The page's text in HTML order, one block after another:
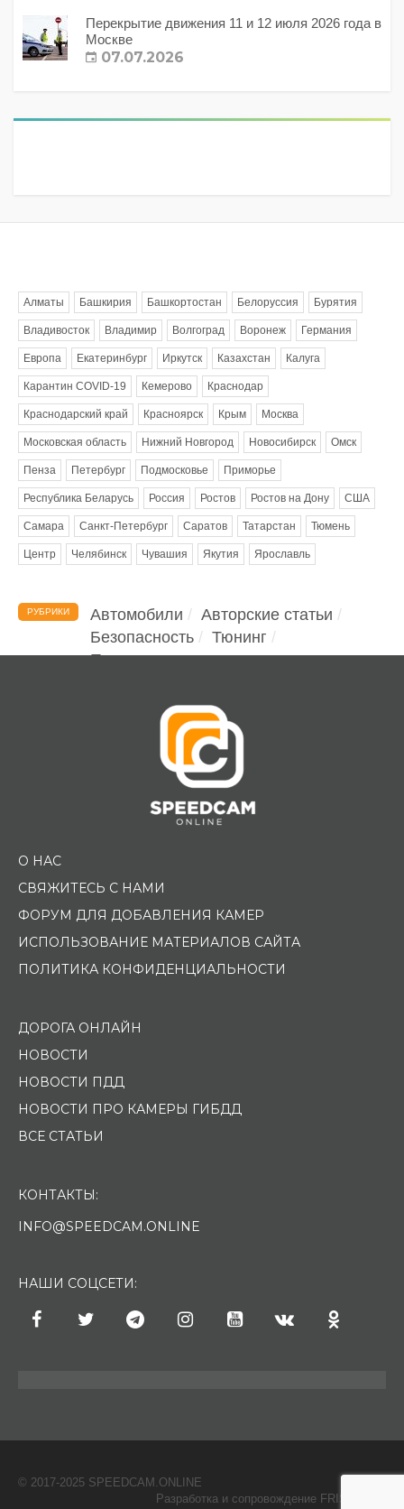
Перекрытие движения 11 и 12 июля 2026 года в
Москве
07.07.2026
Алматы Башкирия Башкортостан Белоруссия Бурятия
Владивосток Владимир Волгоград Воронеж Германия
Европа Екатеринбург Иркутск Казахстан Калуга
Карантин COVID-19 Кемерово Краснодар
Краснодарский край Красноярск Крым Москва
Московская область Нижний Новгород Новосибирск Омск
Пенза Петербург Подмосковье Приморье
Республика Беларусь Россия Ростов Ростов на Дону США
Самара Санкт-Петербург Саратов Татарстан Тюмень
Центр Челябинск Чувашия Якутия Ярославль
РУБРИКИ Автомобили
Авторские статьи
Безопасность
Тюнинг
Помощь водителю
О НАС
СВЯЖИТЕСЬ С НАМИ
ФОРУМ ДЛЯ ДОБАВЛЕНИЯ КАМЕР
ИСПОЛЬЗОВАНИЕ МАТЕРИАЛОВ САЙТА
ПОЛИТИКА КОНФИДЕНЦИАЛЬНОСТИ
ДОРОГА ОНЛАЙН
НОВОСТИ
НОВОСТИ ПДД
НОВОСТИ ПРО КАМЕРЫ ГИБДД
ВСЕ СТАТЬИ
КОНТАКТЫ:
INFO@SPEEDCAM.ONLINE
НАШИ СОЦСЕТИ:
© 2017-2025 SPEEDCAM.ONLINE
Разработка и сопровождение FRISH & С